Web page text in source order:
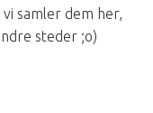
sam­ler dem her,
steder ;o)